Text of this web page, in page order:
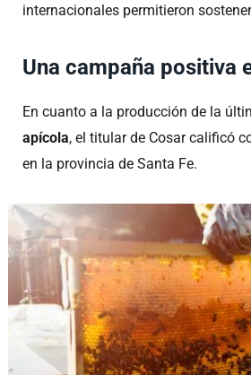
internacionales permitieron
Una campaña positiva
En cuanto a la producción de la
apícola, el titular de Cosar calificó
en la provincia de Santa Fe.